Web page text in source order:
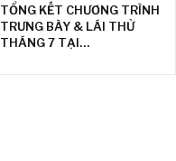
TỔNG KẾT CHƯƠNG TRÌNH
TRƯNG BÀY & LÁI THỬ
THÁNG 7 TẠI…